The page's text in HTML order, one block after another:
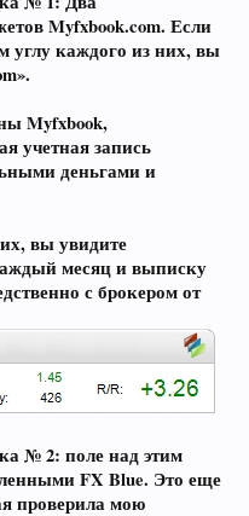
Myfxbook.com. Если
углу каждого из них, вы
Myfxbook,
учетная запись
деньгами и
вы увидите
месяц и выписку
с брокером от
№ 2: поле над этим
FX Blue. Это еще
проверила мою